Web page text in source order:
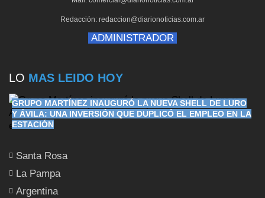
Redacción: redaccion@diarionoticias.com.ar
ADMINISTRADOR
LO MAS LEIDO HOY
GRUPO MARTÍNEZ INAUGURÓ LA NUEVA SHELL DE LURO
Y ÁVILA: UNA INVERSIÓN QUE DUPLICÓ EL EMPLEO EN LA
ESTACIÓN
Santa Rosa
La Pampa
Argentina